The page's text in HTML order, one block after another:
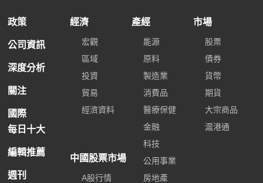
政策
公司資訊
深度分析
關注
國際
每日十大
編輯推薦
週刊
經濟
宏觀
區域
投資
貿易
經濟資料
中國股票市場
A股行情
產經
能源
原料
製造業
消費品
醫療保健
金融
科技
公用事業
房地產
市場
股票
債券
貨幣
期貨
大宗商品
滬港通